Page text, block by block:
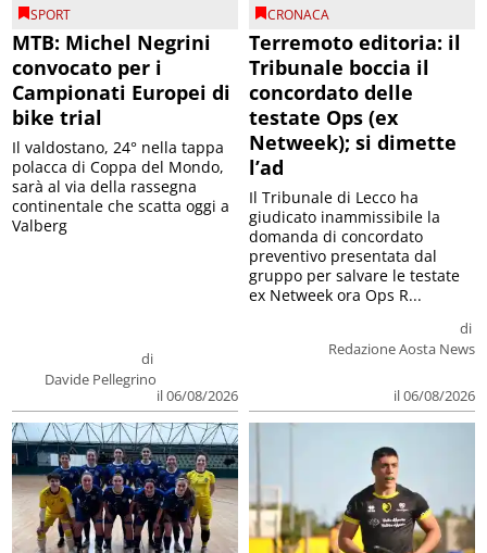
SPORT
MTB: Michel Negrini
convocato per i
Campionati Europei di
bike trial
di
Davide Pellegrino
il 06/08/2026
Il valdostano, 24° nella tappa
polacca di Coppa del Mondo,
sarà al via della rassegna
continentale che scatta oggi a
Valberg
CRONACA
Terremoto editoria: il
Tribunale boccia il
concordato delle
testate Ops (ex
Netweek); si dimette
l’ad
di
Redazione Aosta News
il 06/08/2026
Il Tribunale di Lecco ha
giudicato inammissibile la
domanda di concordato
preventivo presentata dal
gruppo per salvare le testate
ex Netweek ora Ops R...